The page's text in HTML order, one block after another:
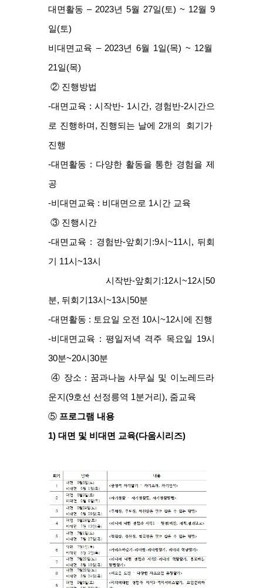
대면활동 – 2023년 5월 27일(토) ~ 12월 9
일(토)
비대면교육 – 2023년 6월 1일(목) ~ 12월
21일(목)
② 진행방법
-대면교육 : 시작반- 1시간, 경험반-2시간으
로 진행하며, 진행되는 날에 2개의  회기가
진행
-대면활동 : 다양한 활동을 통한 경험을 제
공
-비대면교육 : 비대면으로 1시간 교육
③ 진행시간
-대면교육 : 경험반-앞회기:9시~11시, 뒤회
기 11시~13시
분, 뒤회기13시~13시50분
-대면활동 : 토요일 오전 10시~12시에 진행
-비대면교육 : 평일저녁 격주 목요일 19시
30분~20시30분
④ 장소 : 꿈과나눔 사무실 및 이노레드라
운지(9호선 선정릉역 1분거리), 줌교육
⑤ 프로그램 내용
1) 대면 및 비대면 교육(다움시리즈)